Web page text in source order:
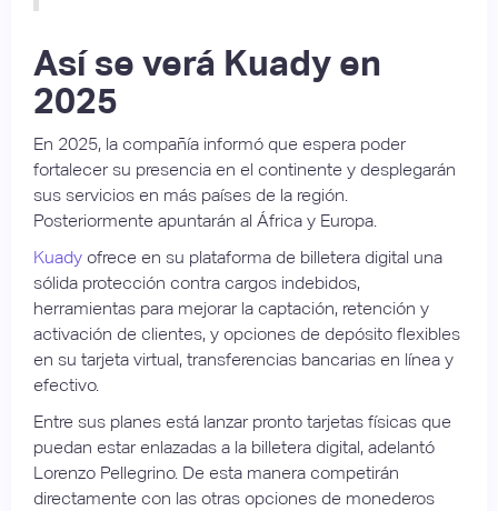
Así se verá Kuady en
2025
En 2025, la compañía informó que espera poder
fortalecer su presencia en el continente y desplegarán
sus servicios en más países de la región.
Posteriormente apuntarán al África y Europa.
Kuady ofrece en su plataforma de billetera digital una
sólida protección contra cargos indebidos,
herramientas para mejorar la captación, retención y
activación de clientes, y opciones de depósito flexibles
en su tarjeta virtual, transferencias bancarias en línea y
efectivo.
Entre sus planes está lanzar pronto tarjetas físicas que
puedan estar enlazadas a la billetera digital, adelantó
Lorenzo Pellegrino. De esta manera competirán
directamente con las otras opciones de monederos